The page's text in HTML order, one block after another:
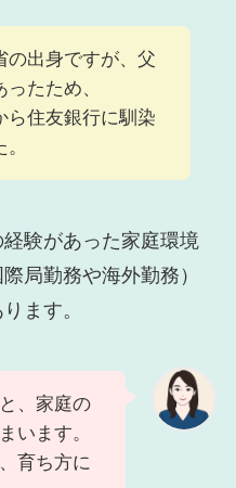
の出身ですが、父
たため、
ら住友銀行に馴染
験があった家庭環境
局勤務や海外勤務）
ます。
、家庭の
います。
育ち方に